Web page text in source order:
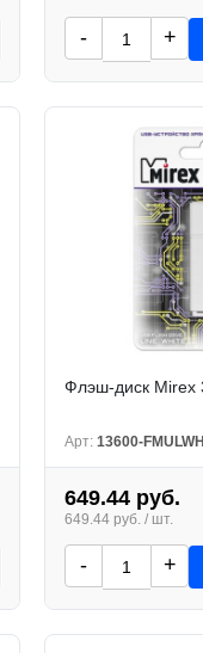
- +
Флэш-диск Mirex
Арт: 13600-
649.44 руб.
649.44 руб. / шт.
- +